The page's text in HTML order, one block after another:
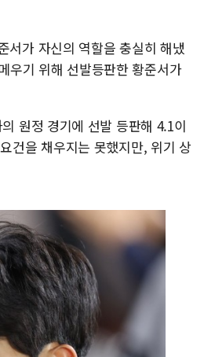
가 자신의 역할을 충실히 해냈
우기 위해 선발등판한 황준서가
원정 경기에 선발 등판해 4.1이
건을 채우지는 못했지만, 위기 상